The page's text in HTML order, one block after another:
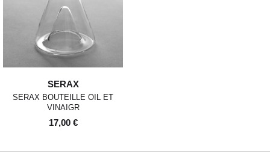
SERAX
SERAX BOUTEILLE OIL ET
VINAIGR
17,00 €